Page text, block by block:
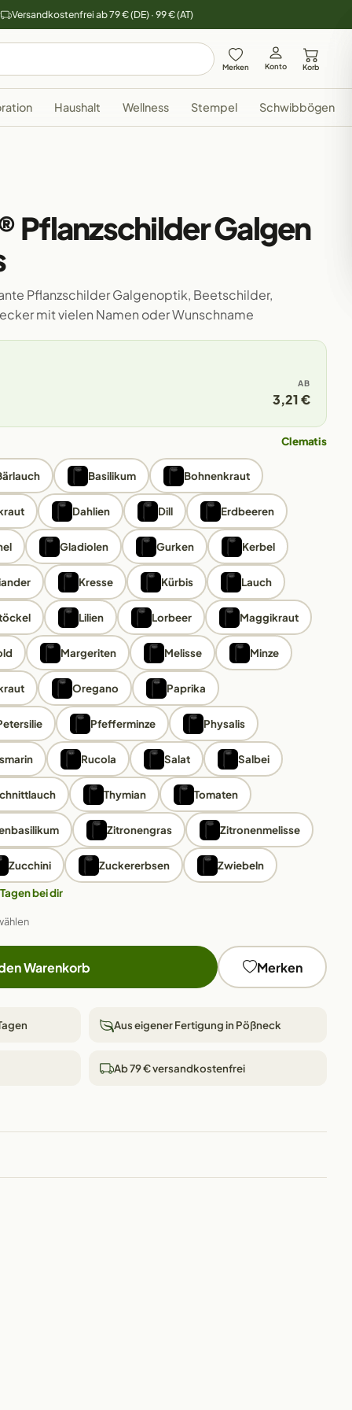
Versandkostenfrei ab 79 € (DE) · 99 € (AT)
Merken Konto Korb
Haushalt Wellness Stempel Schwibbögen
Pflanzschilder Galgen
Pflanzschilder Galgenoptik, Beetschilder,
mit vielen Namen oder Wunschname
AB
3,21 €
Clematis
Basilikum Bohnenkraut
Dahlien Dill Erdbeeren
Gladiolen Gurken Kerbel
Kresse Kürbis Lauch
Lilien Lorbeer Maggikraut
Margeriten Melisse Minze
Oregano Paprika
Pfefferminze Physalis
Rucola Salat Salbei
Thymian Tomaten
Zitronengras Zitronenmelisse
Zucchini Zuckererbsen Zwiebeln
bei dir
Warenkorb Merken
Aus eigener Fertigung in Pößneck
Ab 79 € versandkostenfrei